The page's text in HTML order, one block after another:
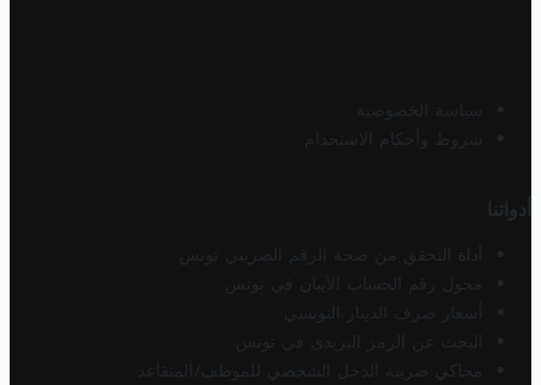
سياسة الخصوصية
شروط وأحكام الاستخدام
أدواتنا
أداة التحقق من صحة الرقم الضريبي تونس
محول رقم الحساب الآيبان في تونس
أسعار صرف الدينار التونسي
البحث عن الرمز البريدي في تونس
محاكي ضريبة الدخل الشخصي للموظف/المتقاعد